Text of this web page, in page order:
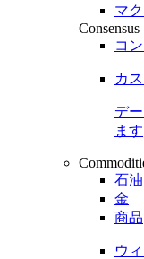
マ
Consensus
コ
カ
デ
ます
石油
金
商品
ウ